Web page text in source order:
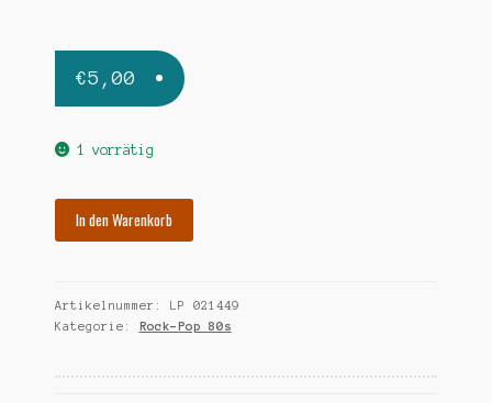
€5,00
1 vorrätig
In den Warenkorb
Artikelnummer: LP 021449
Kategorie: Rock-Pop 80s